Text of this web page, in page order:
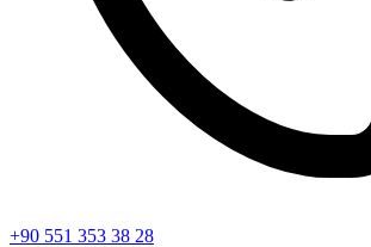
+90 551 353 38 28